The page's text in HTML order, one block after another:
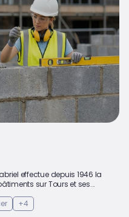
effectue depuis 1946 la
sur Tours et ses...
+4